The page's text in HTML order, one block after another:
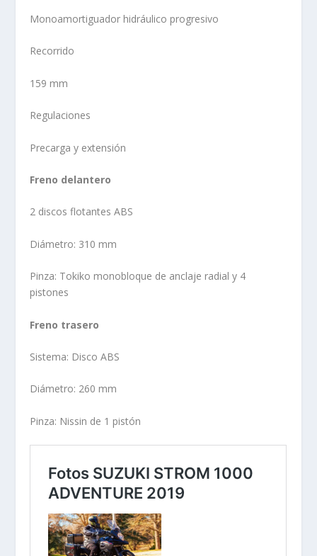
Monoamortiguador hidráulico progresivo
Recorrido
159 mm
Regulaciones
Precarga y extensión
Freno delantero
2 discos flotantes ABS
Diámetro: 310 mm
Pinza: Tokiko monobloque de anclaje radial y 4
pistones
Freno trasero
Sistema: Disco ABS
Diámetro: 260 mm
Pinza: Nissin de 1 pistón